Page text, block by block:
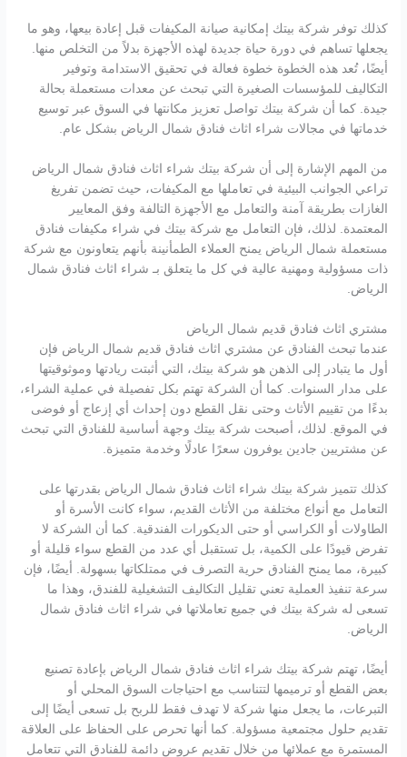
كذلك توفر شركة بيتك إمكانية صيانة المكيفات قبل إعادة بيعها، وهو ما
يجعلها تساهم في دورة حياة جديدة لهذه الأجهزة بدلاً من التخلص منها.
أيضًا، تُعد هذه الخطوة خطوة فعالة في تحقيق الاستدامة وتوفير
التكاليف للمؤسسات الصغيرة التي تبحث عن معدات مستعملة بحالة
جيدة. كما أن شركة بيتك تواصل تعزيز مكانتها في السوق عبر توسيع
خدماتها في مجالات شراء اثاث فنادق شمال الرياض بشكل عام.
من المهم الإشارة إلى أن شركة بيتك شراء اثاث فنادق شمال الرياض
تراعي الجوانب البيئية في تعاملها مع المكيفات، حيث تضمن تفريغ
الغازات بطريقة آمنة والتعامل مع الأجهزة التالفة وفق المعايير
المعتمدة. لذلك، فإن التعامل مع شركة بيتك في شراء مكيفات فنادق
مستعملة شمال الرياض يمنح العملاء الطمأنينة بأنهم يتعاونون مع شركة
ذات مسؤولية ومهنية عالية في كل ما يتعلق بـ شراء اثاث فنادق شمال
الرياض.
مشتري اثاث فنادق قديم شمال الرياض
عندما تبحث الفنادق عن مشتري اثاث فنادق قديم شمال الرياض فإن
أول ما يتبادر إلى الذهن هو شركة بيتك، التي أثبتت ريادتها وموثوقيتها
على مدار السنوات. كما أن الشركة تهتم بكل تفصيلة في عملية الشراء،
بدءًا من تقييم الأثاث وحتى نقل القطع دون إحداث أي إزعاج أو فوضى
في الموقع. لذلك، أصبحت شركة بيتك وجهة أساسية للفنادق التي تبحث
عن مشتريين جادين يوفرون سعرًا عادلًا وخدمة متميزة.
كذلك تتميز شركة بيتك شراء اثاث فنادق شمال الرياض بقدرتها على
التعامل مع أنواع مختلفة من الأثاث القديم، سواء كانت الأسرة أو
الطاولات أو الكراسي أو حتى الديكورات الفندقية. كما أن الشركة لا
تفرض قيودًا على الكمية، بل تستقبل أي عدد من القطع سواء قليلة أو
كبيرة، مما يمنح الفنادق حرية التصرف في ممتلكاتها بسهولة. أيضًا، فإن
سرعة تنفيذ العملية تعني تقليل التكاليف التشغيلية للفندق، وهذا ما
تسعى له شركة بيتك في جميع تعاملاتها في شراء اثاث فنادق شمال
الرياض.
أيضًا، تهتم شركة بيتك شراء اثاث فنادق شمال الرياض بإعادة تصنيع
بعض القطع أو ترميمها لتتناسب مع احتياجات السوق المحلي أو
التبرعات، ما يجعل منها شركة لا تهدف فقط للربح بل تسعى أيضًا إلى
تقديم حلول مجتمعية مسؤولة. كما أنها تحرص على الحفاظ على العلاقة
المستمرة مع عملائها من خلال تقديم عروض دائمة للفنادق التي تتعامل